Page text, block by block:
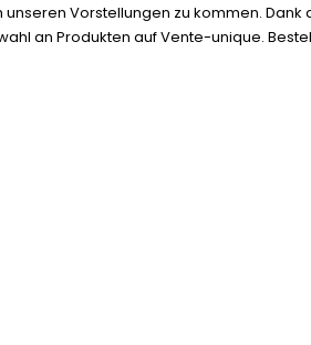
Vorstellungen zu kommen.
an Produkten auf Vente-unique.